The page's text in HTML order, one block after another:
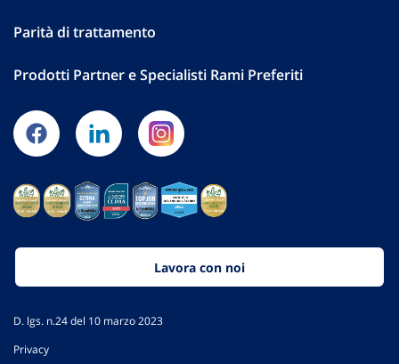
Parità di trattamento
Prodotti Partner e Specialisti Rami Preferiti
Lavora con noi
D. lgs. n.24 del 10 marzo 2023
Privacy